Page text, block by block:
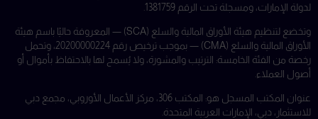
لدولة الإمارات، ومسجلة تحت الرقم 1381759.
وتخضع لتنظيم هيئة الأوراق المالية والسلع (SCA) — المعروفة حاليًا باسم هيئة
الأوراق المالية والسلع (CMA) — بموجب ترخيص رقم 20200000224، وتحمل
رخصة من الفئة الخامسة: الترتيب والمشورة، ولا يُسمح لها بالاحتفاظ بأموال أو
أصول العملاء.
عنوان المكتب المسجل هو: المكتب 306، مركز الأعمال الأوروبي، مجمع دبي
للاستثمار، دبي، الإمارات العربية المتحدة.